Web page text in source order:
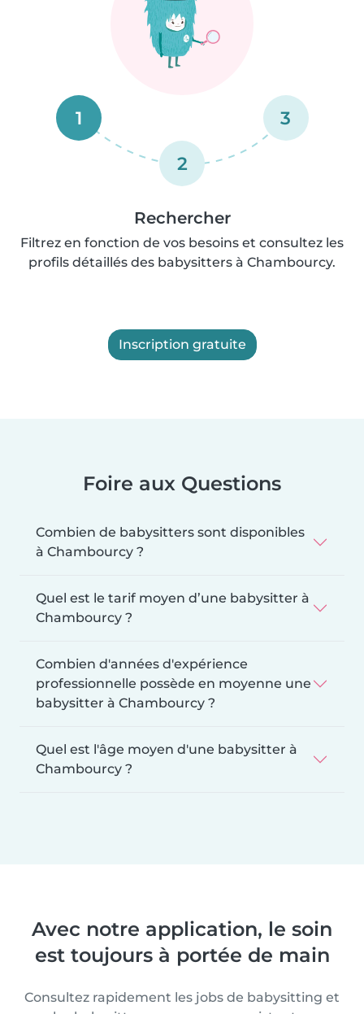
1
2
3
Rechercher
Filtrez en fonction de vos besoins et consultez les
profils détaillés des babysitters à Chambourcy.
Inscription gratuite
Foire aux Questions
Combien de babysitters sont disponibles
à Chambourcy ?
Quel est le tarif moyen d’une babysitter à
Chambourcy ?
Combien d'années d'expérience
professionnelle possède en moyenne une
babysitter à Chambourcy ?
Quel est l'âge moyen d'une babysitter à
Chambourcy ?
Avec notre application, le soin
est toujours à portée de main
Consultez rapidement les jobs de babysitting et